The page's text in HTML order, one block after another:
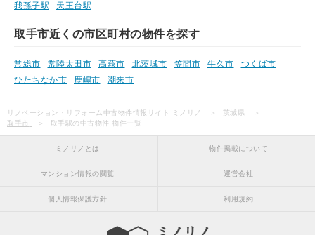
我孫子駅
天王台駅
取手市近くの市区町村の物件を探す
常総市 常陸太田市 高萩市 北茨城市 笠間市 牛久市
つくば市
ひたちなか市
鹿嶋市 潮来市
リノベーション・リフォーム中古物件情報サイト ミノリノ
茨城県
取手市
取手駅の中古物件 物件一覧
ミノリノとは 物件掲載について
マンション情報の閲覧 運営会社
個人情報保護方針 利用規約